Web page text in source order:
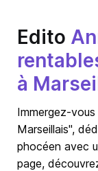
Edito
à
Immergez-
Marseillais",
phocéen avec
page,